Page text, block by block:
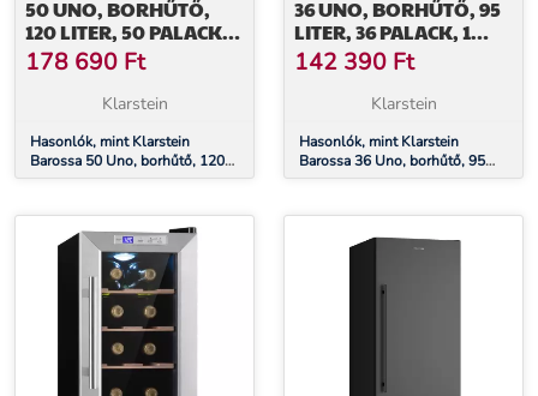
50 UNO, BORHŰTŐ,
120 LITER, 50 PALACK, 1
ZÓNA,
ÉRINTŐKÉPERNYŐ
178 690 Ft
Klarstein
Hasonlók, mint Klarstein
Barossa 50 Uno, borhűtő, 120
liter, 50 palack, 1 zóna,
36 UNO, BORHŰTŐ, 95
LITER, 36 PALACK, 1
ZÓNA,
ÉRINTŐKÉPERNYŐ
142 390 Ft
Klarstein
Hasonlók, mint Klarstein
Barossa 36 Uno, borhűtő, 95
liter, 36 palack, 1 zóna,